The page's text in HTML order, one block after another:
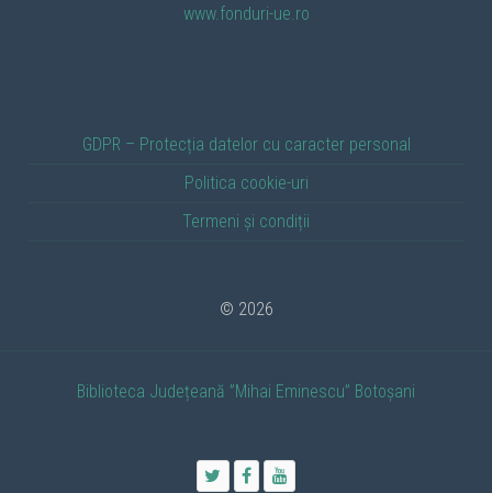
www.fonduri-ue.ro
GDPR – Protecția datelor cu caracter personal
Politica cookie-uri
Termeni și condiții
© 2026
Biblioteca Județeană ”Mihai Eminescu” Botoșani